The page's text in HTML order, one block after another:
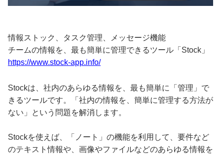
情報ストック、タスク管理、メッセージ機能
チームの情報を、最も簡単に管理できるツール「Stock」
https://www.stock-app.info/
Stockは、社内のあらゆる情報を、最も簡単に「管理」で
きるツールです。「社内の情報を、簡単に管理する方法が
ない」という問題を解消します。
Stockを使えば、「ノート」の機能を利用して、要件など
のテキスト情報や、画像やファイルなどのあらゆる情報を